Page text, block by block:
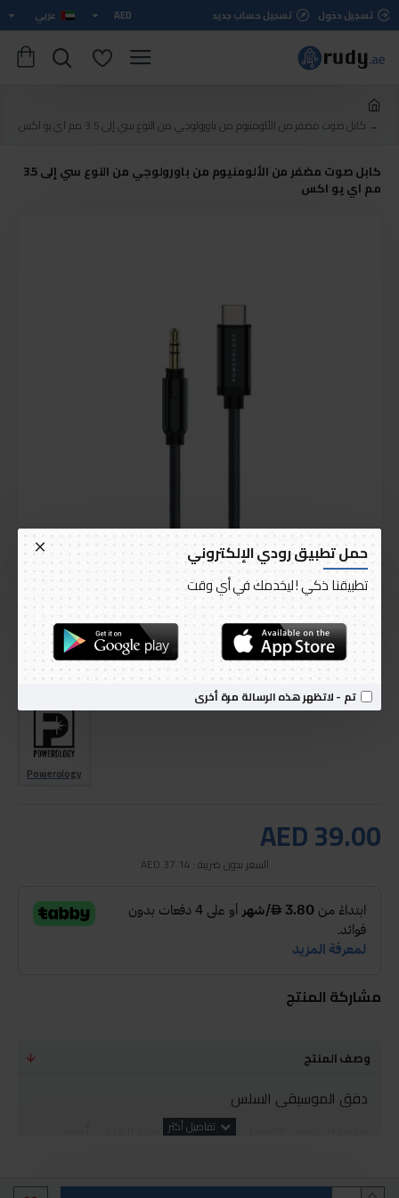
حمل تطبيق رودي الإلكتروني
تطبيقنا ذكي ! ليخدمك في أي وقت
تم - لاتظهر هذه الرسالة مرة أخرى
تسجيل دخول تسجيل حساب جديد AED عربي
كابل صوت مضفر من الألومنيوم من باورولوجي من النوع سي إلى 3.5 مم اي يو اكس
كابل صوت مضفر من الألومنيوم من باورولوجي من النوع سي إلى 3.5
مم اي يو اكس
التوصيل خلال 3 إلى 5 أيام
AED 39.00
السعر بدون ضريبة : AED 37.14
متوفر
الموديل:Powerology Aluminum Braided Audio Cable Type-C to 3.5mm AUX
الرمز العالمي للمنتج: P12CAUGY
Powerology
مشاركة المنتج
وصف المنتج
دفق الموسيقى السلس
ما عليك سوى التوصيل والتشغيل. مع هذا الكابل ، أصبح
موصل USB-C